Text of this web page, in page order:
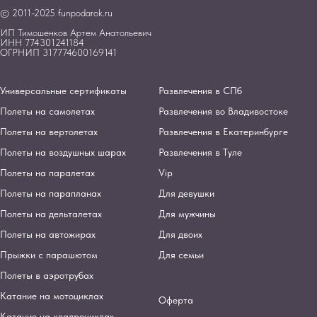
© 2011-2025 funpodarok.ru
ИП Тимошенков Артем Анатольевич
ИНН 774301241184
ОГРНИП 317774600169141
Универсальные сертификаты
Полеты на самолетах
Полеты на вертолетах
Полеты на воздушных шарах
Полеты на паралетах
Полеты на парапланах
Полеты на дельталетах
Полеты на автожирах
Прыжки с парашютом
Полеты в аэротрубах
Катание на мотоциклах
Развлечения в СПб
Развлечения во Владивостоке
Развлечения в Екатеринбурге
Развлечения в Туле
Vip
Для девушки
Для мужчины
Для двоих
Для семьи
Оферта